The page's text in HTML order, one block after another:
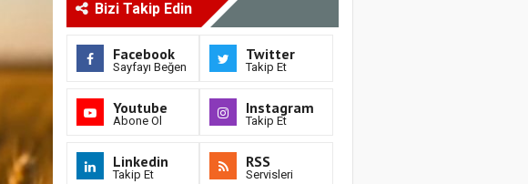
Bizi Takip Edin
Facebook
Sayfayı Beğen
Twitter
Takip Et
Youtube
Abone Ol
Instagram
Takip Et
Linkedin
Takip Et
RSS
Servisleri